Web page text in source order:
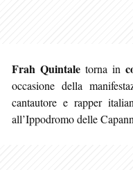
Frah Quintale torna in
occasione della
cantautore e rapper
all’Ippodromo delle